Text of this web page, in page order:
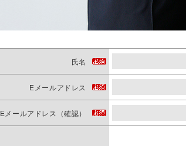
氏名
Eメールアドレス
Eメールアドレス（確認）